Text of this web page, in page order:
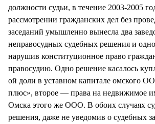
должности судьи, в течение 2003-2005
рассмотрении гражданских дел без
заседаний умышленно вынесла два
неправосудных судебных решения и
нарушив конституционное право
правосудию. Одно решение касалось
ой доли в уставном капитале омского
плюс», второе — права на недвижимое
Омска этого же ООО. В обоих случаях
решения, даже не уведомив о судебных